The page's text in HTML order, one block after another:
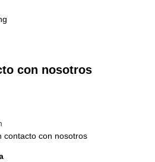
con nosotros
contacto con nosotros